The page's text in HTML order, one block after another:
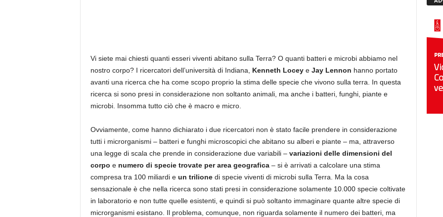
Vi siete mai chiesti quanti esseri viventi abitano sulla Terra? O quanti batteri e microbi abbiamo nel
nostro corpo? I ricercatori dell’università di Indiana, Kenneth Loceye Jay Lennon hanno portato
avanti una ricerca che ha come scopo proprio la stima delle specie che vivono sulla terra. In questa
ricerca si sono presi in considerazione non soltanto animali, ma anche i batteri, funghi, piante e
microbi. Insomma tutto ciò che è macro e micro.
Ovviamente, come hanno dichiarato i due ricercatori non è stato facile prendere in considerazione
tutti i microrganismi – batteri e funghi microscopici che abitano su alberi e piante – ma, attraverso
una legge di scala che prende in considerazione due variabili – variazioni delle dimensioni del
corpo e numero di specie trovate per area geografica – si è arrivati a calcolare una stima
compresa tra 100 miliardi e un trilionedi specie viventi di microbi sulla Terra. Ma la cosa
sensazionale è che nella ricerca sono stati presi in considerazione solamente 10.000 specie coltivate
in laboratorio e non tutte quelle esistenti, e quindi si può soltanto immaginare quante altre specie di
microrganismi esistano. Il problema, comunque, non riguarda solamente il numero dei batteri, ma